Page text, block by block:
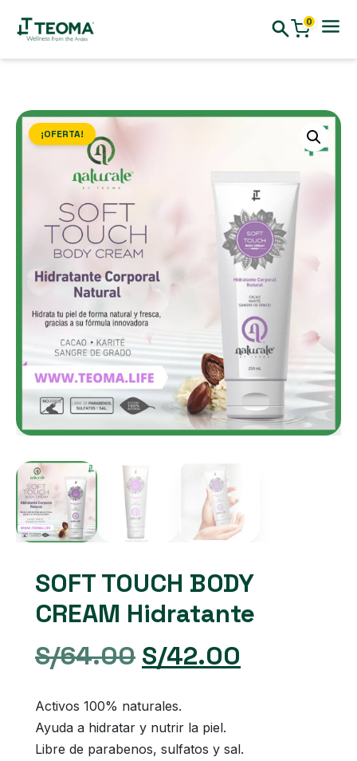
0
¡OFERTA!
SOFT TOUCH BODY
CREAM Hidratante
S/64.00 El
precio
original
S/42.00
actual
Activos 100% naturales.
Ayuda a hidratar y nutrir la piel.
Libre de parabenos, sulfatos y sal.